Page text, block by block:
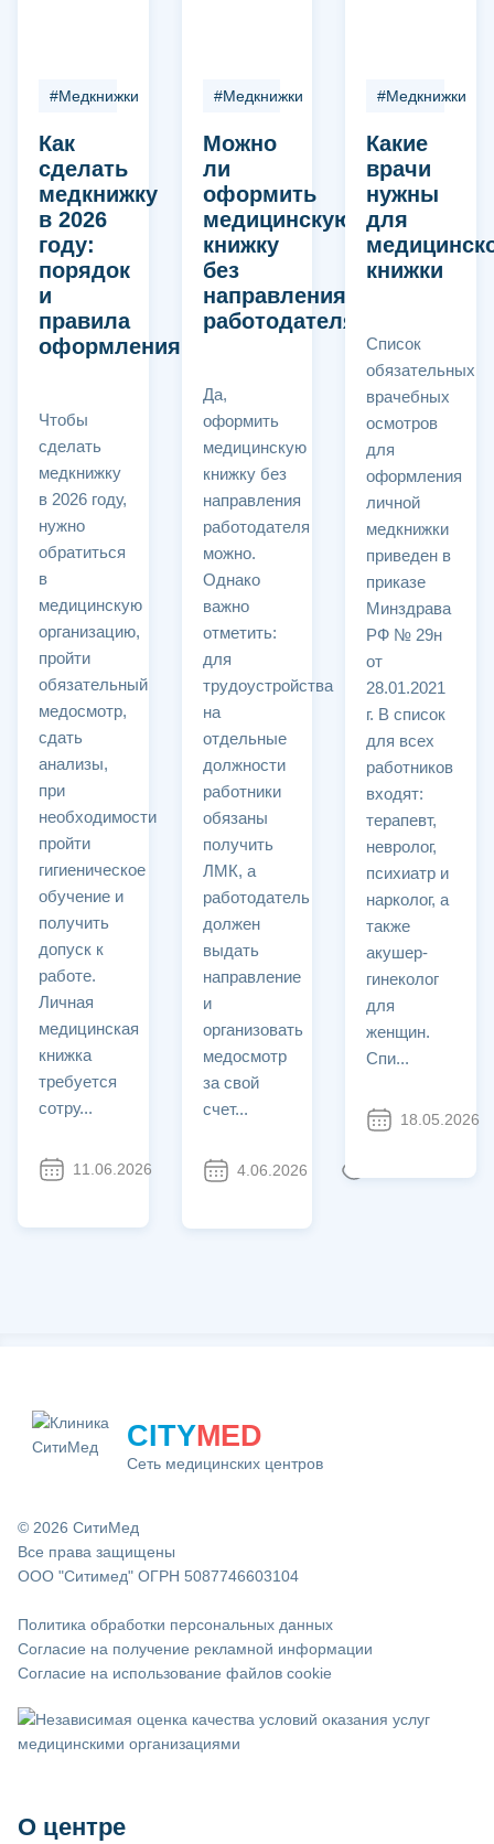
#Медкнижки
Как
сделать
медкнижку
в 2026
году:
порядок
и
правила
оформления
Чтобы
сделать
медкнижку
в 2026 году,
нужно
обратиться
в
медицинскую
организацию,
пройти
обязательный
медосмотр,
сдать
анализы,
при
необходимости
пройти
гигиеническое
обучение и
получить
допуск к
работе.
Личная
медицинская
книжка
требуется
сотру...
11.06.2026 1589
#Медкнижки
Можно
ли
оформить
медицинскую
книжку
без
направления
работодателя
Да,
оформить
медицинскую
книжку без
направления
работодателя
можно.
Однако
важно
отметить:
для
трудоустройства
на
отдельные
должности
работники
обязаны
получить
ЛМК, а
работодатель
должен
выдать
направление
и
организовать
медосмотр
за свой
счет...
4.06.2026
#Медкнижки
Какие
врачи
нужны
для
книжки
Список
обязательных
врачебных
осмотров
для
оформления
личной
медкнижки
приведен в
приказе
Минздрава
РФ № 29н
от
28.01.2021
г. В список
для всех
работников
входят:
терапевт,
невролог,
психиатр и
нарколог, а
также
акушер-
гинеколог
для
женщин.
Спи...
18.05.2026
CITYMED
Сеть медицинских центров
© 2026 СитиМед
Все права защищены
ООО "Ситимед" ОГРН 5087746603104
Политика обработки персональных данных
Согласие на получение рекламной информации
Согласие на использование файлов cookie
О центре